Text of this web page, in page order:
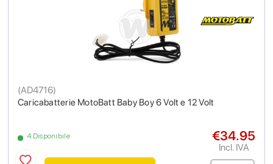
Caricabatterie MotoBatt Baby Boy 6 Volt e 12 Volt
(AD4716)
4 Disponibile €34.95
Incl. IVA